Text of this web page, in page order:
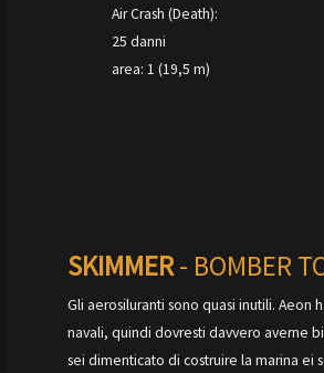
Air Crash (Death):
25 danni
area: 1 (19,5 m)
SKIMMER- BOMBER
Gli aerosiluranti sono quasi inutili. Aeon
navali, quindi dovresti davvero averne
sei dimenticato di costruire la marina ei